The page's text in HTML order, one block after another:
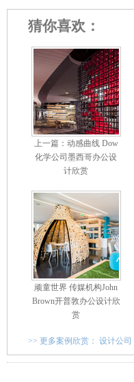
猜你喜欢：
上一篇：动感曲线 Dow
化学公司墨西哥办公设
计欣赏
顽童世界 传媒机构John
Brown开普敦办公设计欣
赏
>> 更多案例欣赏： 设计公司